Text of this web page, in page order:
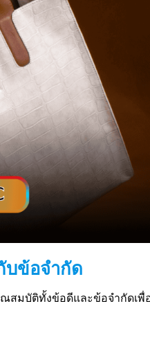
บข้อจำกัด
ณสมบัติทั้งข้อดีและข้อจำกัดเพื่